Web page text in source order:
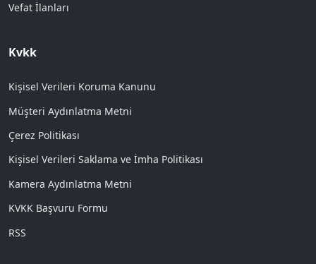
Vefat İlanları
Kvkk
Kişisel Verileri Koruma Kanunu
Müşteri Aydınlatma Metni
Çerez Politikası
Kişisel Verileri Saklama ve İmha Politikası
Kamera Aydınlatma Metni
KVKK Başvuru Formu
RSS